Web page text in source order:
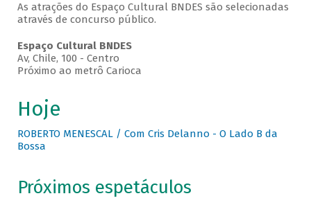
As atrações do Espaço Cultural BNDES são selecionadas
através de concurso público.
Espaço Cultural BNDES
Av, Chile, 100 - Centro
Próximo ao metrô Carioca
Hoje
ROBERTO MENESCAL / Com Cris Delanno - O Lado B da
Bossa
Próximos espetáculos